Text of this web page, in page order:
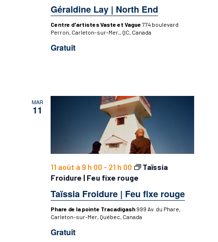
Géraldine Lay | North End
Centre d'artistes Vaste et Vague 774 boulevard
Perron, Carleton-sur-Mer,, QC, Canada
Gratuit
MAR
11
Taïssia Froidure | Feu fixe rouge
11 août à 9 h 00 - 21 h 00
Taïssia
Froidure | Feu fixe rouge
Phare de la pointe Tracadigash 999 Av. du Phare,
Carleton-sur-Mer, Québec, Canada
Gratuit